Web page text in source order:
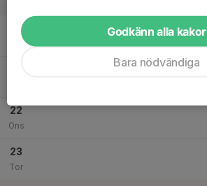
20
Mån
22
Ons
23
Tor
Godkänn alla kakor
Bara nödvändiga